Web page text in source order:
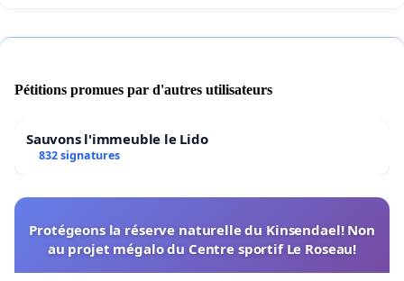
Pétitions promues par d'autres utilisateurs
Sauvons l'immeuble le Lido
832 signatures
Protégeons la réserve naturelle du Kinsendael! Non
au projet mégalo du Centre sportif Le Roseau!